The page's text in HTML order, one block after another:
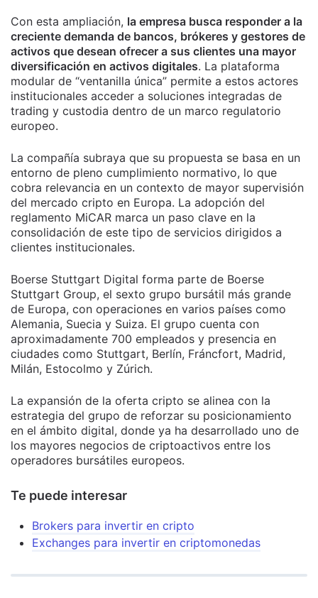
Con esta ampliación, la empresa busca responder a la
creciente demanda de bancos, brókeres y gestores de
activos que desean ofrecer a sus clientes una mayor
diversificación en activos digitales. La plataforma
modular de “ventanilla única” permite a estos actores
institucionales acceder a soluciones integradas de
trading y custodia dentro de un marco regulatorio
europeo.
La compañía subraya que su propuesta se basa en un
entorno de pleno cumplimiento normativo, lo que
cobra relevancia en un contexto de mayor supervisión
del mercado cripto en Europa. La adopción del
reglamento MiCAR marca un paso clave en la
consolidación de este tipo de servicios dirigidos a
clientes institucionales.
Boerse Stuttgart Digital forma parte de Boerse
Stuttgart Group, el sexto grupo bursátil más grande
de Europa, con operaciones en varios países como
Alemania, Suecia y Suiza. El grupo cuenta con
aproximadamente 700 empleados y presencia en
ciudades como Stuttgart, Berlín, Fráncfort, Madrid,
Milán, Estocolmo y Zúrich.
La expansión de la oferta cripto se alinea con la
estrategia del grupo de reforzar su posicionamiento
en el ámbito digital, donde ya ha desarrollado uno de
los mayores negocios de criptoactivos entre los
operadores bursátiles europeos.
Te puede interesar
Brokers para invertir en cripto
Exchanges para invertir en criptomonedas